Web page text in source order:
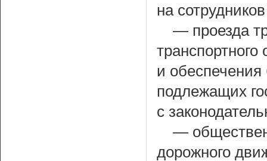
на
— проезда
и
подлежащих
с
—
дорожного